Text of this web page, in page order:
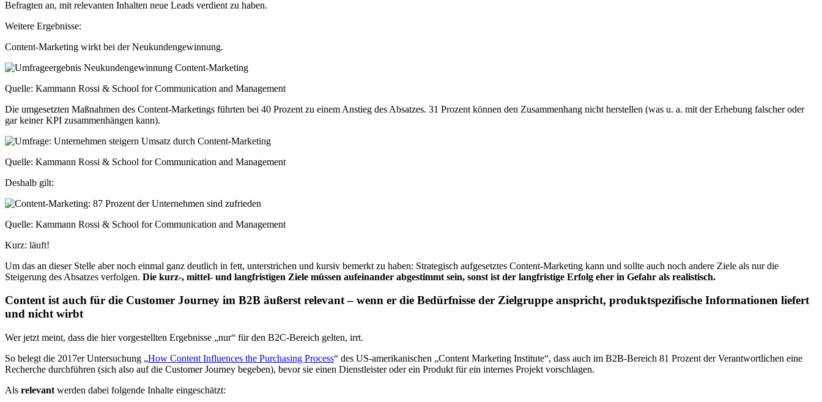
Befragten an, mit relevanten Inhalten neue Leads verdient zu haben.
Weitere Ergebnisse:
Content-Marketing wirkt bei der Neukundengewinnung.
Quelle: Kammann Rossi & School for Communication and Management
Die umgesetzten Maßnahmen des Content-Marketings führten bei 40 Prozent zu einem Anstieg des Absatzes. 31 Prozent können den Zusammenhang nicht herstellen (was u. a. mit der Erhebung falscher oder
gar keiner KPI zusammenhängen kann).
Quelle: Kammann Rossi & School for Communication and Management
Deshalb gilt:
Quelle: Kammann Rossi & School for Communication and Management
Kurz: läuft!
Um das an dieser Stelle aber noch einmal ganz deutlich in fett, unterstrichen und kursiv bemerkt zu haben: Strategisch aufgesetztes Content-Marketing kann und sollte auch noch andere Ziele als nur die
Steigerung des Absatzes verfolgen. Die kurz-, mittel- und langfristigen Ziele müssen aufeinander abgestimmt sein, sonst ist der langfristige Erfolg eher in Gefahr als realistisch.
Content ist auch für die Customer Journey im B2B äußerst relevant – wenn er die Bedürfnisse der Zielgruppe anspricht, produktspezifische Informationen liefert
und nicht wirbt
Wer jetzt meint, dass die hier vorgestellten Ergebnisse „nur“ für den B2C-Bereich gelten, irrt.
So belegt die 2017er Untersuchung „How Content Influences the Purchasing Process“ des US-amerikanischen „Content Marketing Institute“, dass auch im B2B-Bereich 81 Prozent der Verantwortlichen eine
Recherche durchführen (sich also auf die Customer Journey begeben), bevor sie einen Dienstleister oder ein Produkt für ein internes Projekt vorschlagen.
Als relevant werden dabei folgende Inhalte eingeschätzt: